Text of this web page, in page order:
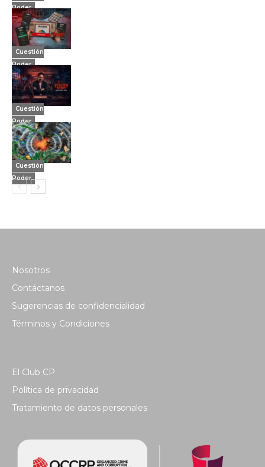
Poder
Cuestión
Poder
Cuestión
Poder
Cuestión
Poder
Nosotros
Contáctanos
Sugerencias de confidencialidad
Términos y Condiciones
El Club CP
Política de privacidad
Tratamiento de datos personales